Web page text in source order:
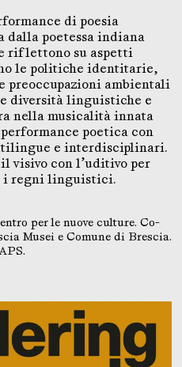
di poesia
poetessa indiana
riflettono su aspetti
le politiche identitarie,
preoccupazioni ambientali
diversità linguistiche e
nella musicalità innata
poetica con
e interdisciplinari.
visivo con l’uditivo per
i regni linguistici.
per le nuove culture. Co-
Musei e Comune di Brescia.